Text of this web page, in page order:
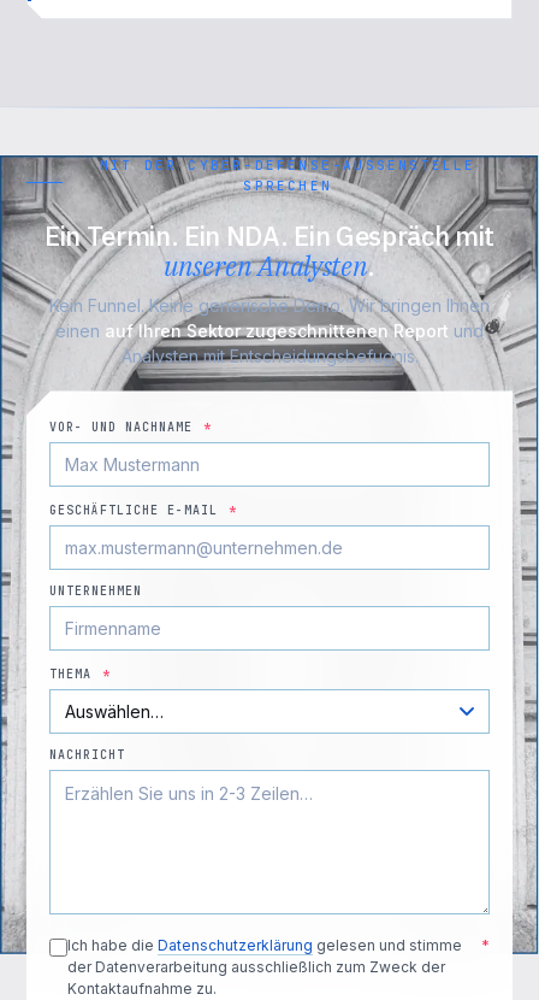
MIT DER CYBER-DEFENSE-AUSSENSTELLE S
PRECHEN
Ein Termin. Ein NDA. Ein Gespräch mit
unseren Analysten.
Kein Funnel. Keine generische Demo. Wir bringen Ihnen
einen auf Ihren Sektor zugeschnittenen Report und
Analysten mit Entscheidungsbefugnis.
VOR- UND NACHNAME *
GESCHÄFTLICHE E-MAIL *
UNTERNEHMEN
THEMA *
NACHRICHT
Ich habe die Datenschutzerklärung gelesen und stimme
der Datenverarbeitung ausschließlich zum Zweck der
Kontaktaufnahme zu.
*